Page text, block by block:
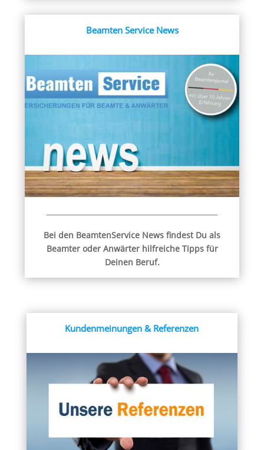
Beamten Service News
Bei den BeamtenService News findest Du als
Beamter oder Anwärter hilfreiche Tipps für
Deinen Beruf.
Kundenmeinungen & Referenzen